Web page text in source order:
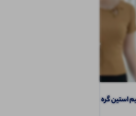
گره ای (پک 6 عددی)